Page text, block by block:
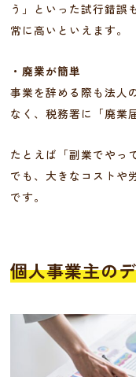
う」といった試行錯誤
常に高いといえます。
・廃業が簡単
事業を辞める際も法人
なく、税務署に「廃業
たとえば「副業でやっ
でも、大きなコストや
です。
個人事業主の